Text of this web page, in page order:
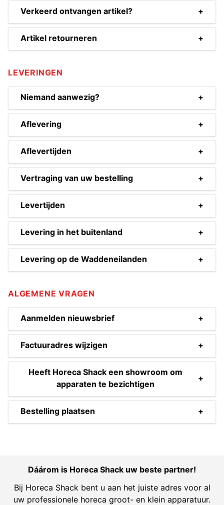
Verkeerd ontvangen artikel? +
Artikel retourneren +
LEVERINGEN
Niemand aanwezig? +
Aflevering +
Aflevertijden +
Vertraging van uw bestelling +
Levertijden +
Levering in het buitenland +
Levering op de Waddeneilanden +
ALGEMENE VRAGEN
Aanmelden nieuwsbrief +
Factuuradres wijzigen +
Heeft Horeca Shack een showroom om
apparaten te bezichtigen
+
Bestelling plaatsen +
Dáárom is Horeca Shack uw beste partner!
Bij Horeca Shack bent u aan het juiste adres voor al
uw professionele horeca groot- en klein apparatuur.